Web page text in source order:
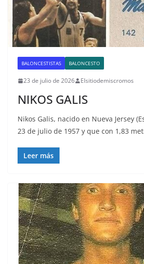
BALONCESTISTAS BALONCESTO
23 de julio de 2026 Elsitiodemiscromos
NIKOS GALIS
Nikos Galis, nacido en Nueva Jersey
23 de julio de 1957 y que con 1,83
Leer más